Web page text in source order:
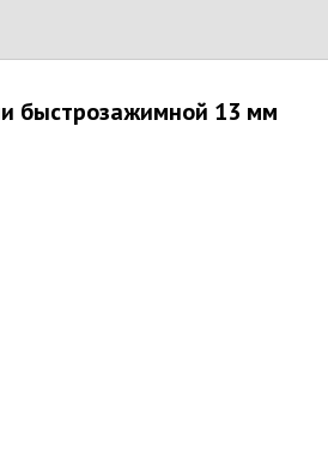
быстрозажимной 13 мм